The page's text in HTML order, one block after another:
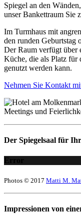
Spiegel an den
unser Bankettraum Sie
Im Turmhaus mit
den runden Geburtstag
Der Raum verfügt über
Küche, die als Platz für
genutzt werden kann.
Nehmen Sie Kontakt
Der Spiegelsaal für
Error
Photos © 2017 Matti M.
Impressionen von